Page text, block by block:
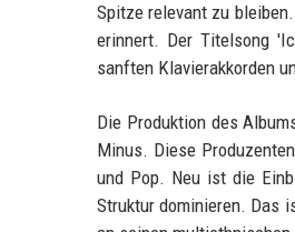
Spitze relevant zu
erinnert. Der Titelsong
sanften Klavierakkorden
Die Produktion des
Minus. Diese
und Pop. Neu ist die
Struktur dominieren. Das